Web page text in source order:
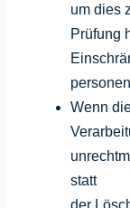
um dies
Prüfung
Wenn
statt
der